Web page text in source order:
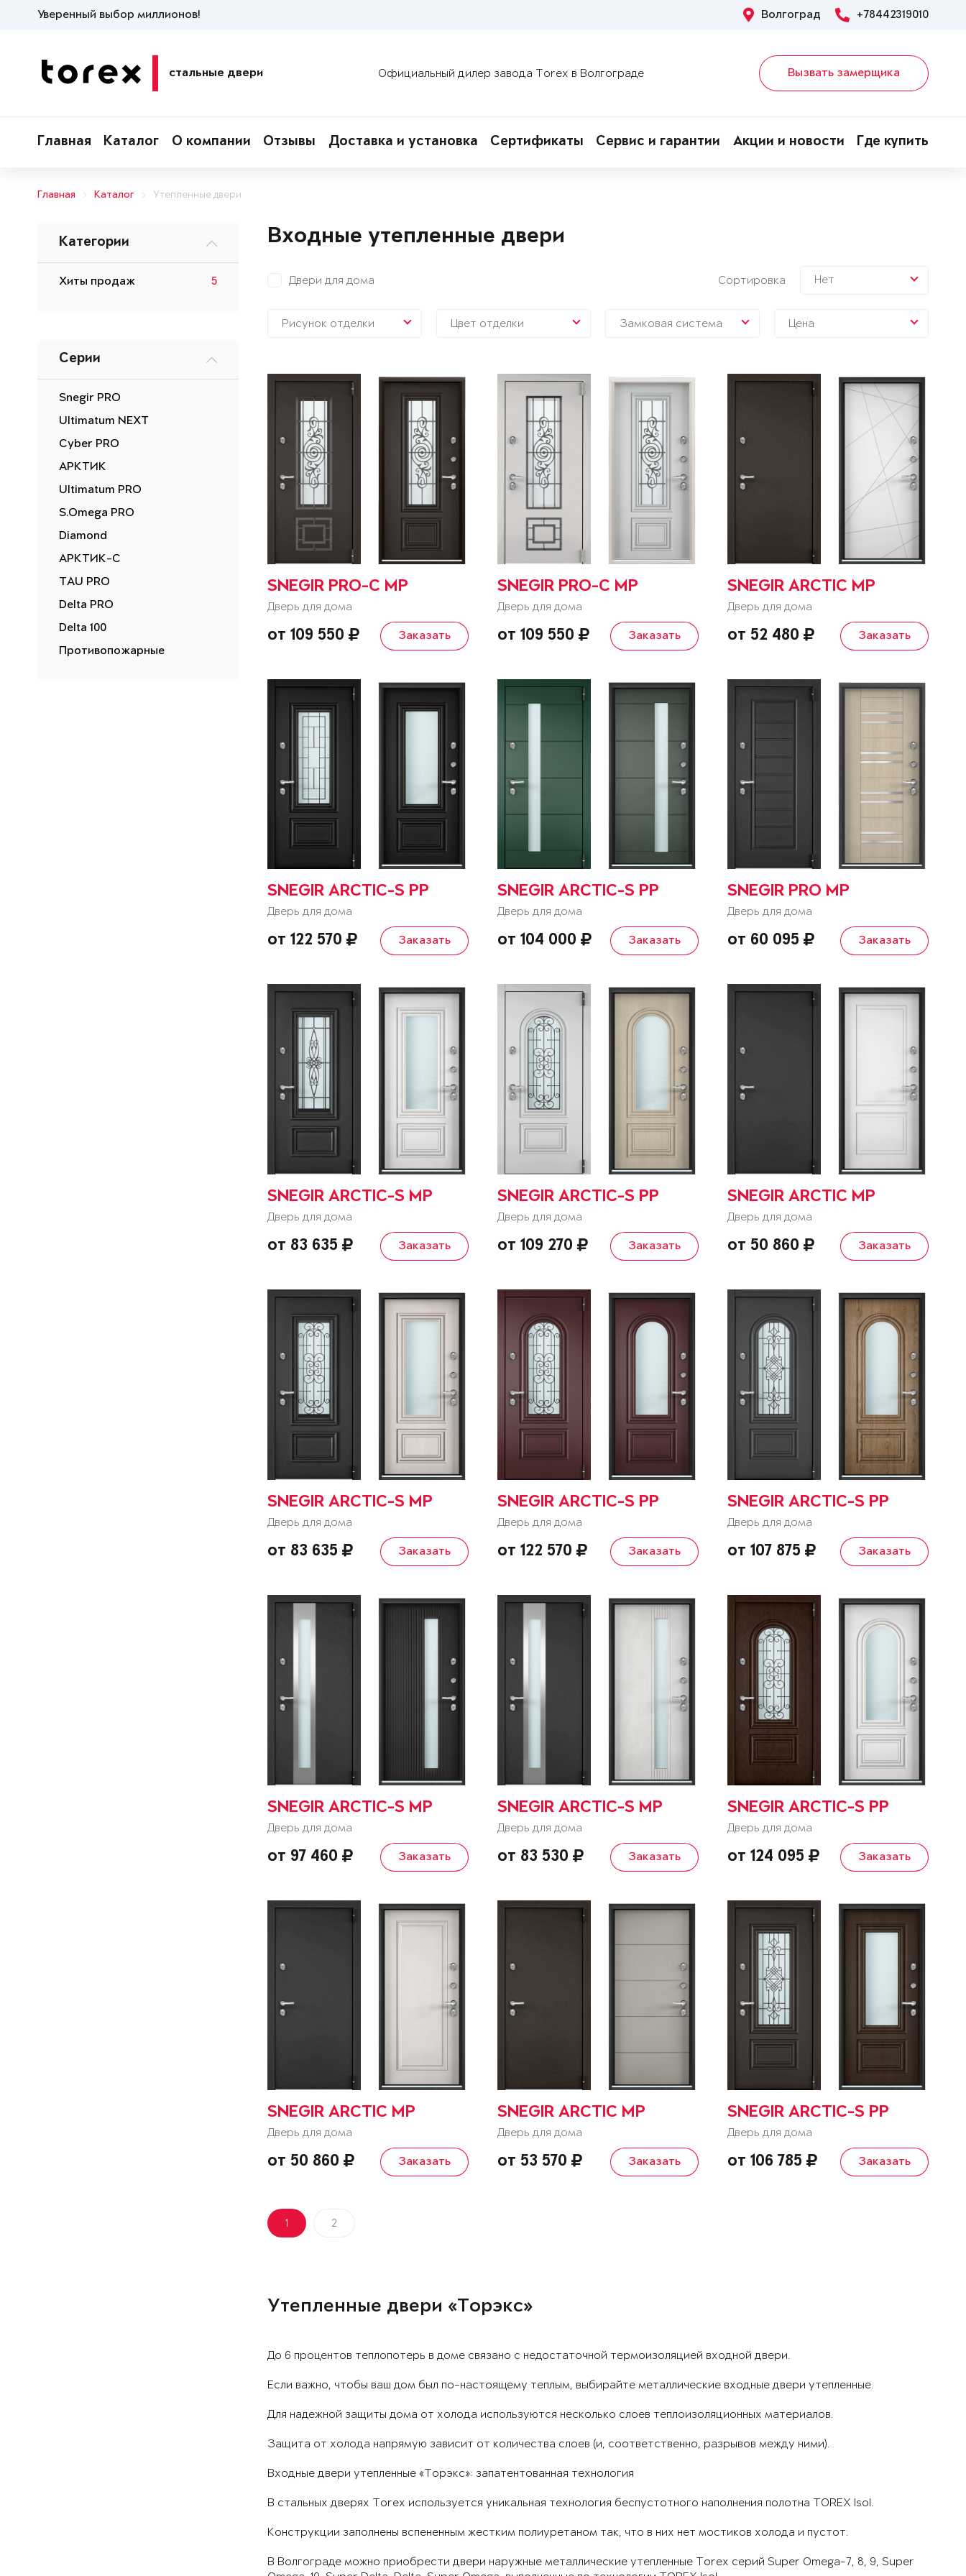
Уверенный выбор миллионов! Волгоград +78442319010
стальные двери Официальный дилер завода Torex в Волгограде Вызвать замерщика
Главная Каталог О компании Отзывы Доставка и установка Сертификаты Сервис и гарантии Акции и новости Где купить
Главная Каталог Утепленные двери
Категории
Хиты продаж 5
Серии
Snegir PRO
Ultimatum NEXT
Cyber PRO
АРКТИК
Ultimatum PRO
S.Omega PRO
Diamond
АРКТИК-С
TAU PRO
Delta PRO
Delta 100
Противопожарные
Входные утепленные двери
Двери для дома Сортировка Нет
Рисунок отделки Цвет отделки Замковая система Цена
SNEGIR PRO-C MP
Дверь для дома
от 109 550 Заказать
SNEGIR PRO-C MP
Дверь для дома
от 109 550 Заказать
SNEGIR ARCTIC MP
Дверь для дома
от 52 480 Заказать
SNEGIR ARCTIC-S PP
Дверь для дома
от 122 570 Заказать
SNEGIR ARCTIC-S PP
Дверь для дома
от 104 000 Заказать
SNEGIR PRO MP
Дверь для дома
от 60 095 Заказать
SNEGIR ARCTIC-S MP
Дверь для дома
от 83 635 Заказать
SNEGIR ARCTIC-S PP
Дверь для дома
от 109 270 Заказать
SNEGIR ARCTIC MP
Дверь для дома
от 50 860 Заказать
SNEGIR ARCTIC-S MP
Дверь для дома
от 83 635 Заказать
SNEGIR ARCTIC-S PP
Дверь для дома
от 122 570 Заказать
SNEGIR ARCTIC-S PP
Дверь для дома
от 107 875 Заказать
SNEGIR ARCTIC-S MP
Дверь для дома
от 97 460 Заказать
SNEGIR ARCTIC-S MP
Дверь для дома
от 83 530 Заказать
SNEGIR ARCTIC-S PP
Дверь для дома
от 124 095 Заказать
SNEGIR ARCTIC MP
Дверь для дома
от 50 860 Заказать
SNEGIR ARCTIC MP
Дверь для дома
от 53 570 Заказать
SNEGIR ARCTIC-S PP
Дверь для дома
от 106 785 Заказать
1 2
Утепленные двери «Торэкс»
До 6 процентов теплопотерь в доме связано с недостаточной термоизоляцией входной двери.
Если важно, чтобы ваш дом был по-настоящему теплым, выбирайте металлические входные двери утепленные.
Для надежной защиты дома от холода используются несколько слоев теплоизоляционных материалов.
Защита от холода напрямую зависит от количества слоев (и, соответственно, разрывов между ними).
Входные двери утепленные «Торэкс»: запатентованная технология
В стальных дверях Torex используется уникальная технология беспустотного наполнения полотна TOREX Isol.
Конструкции заполнены вспененным жестким полиуретаном так, что в них нет мостиков холода и пустот.
В Волгограде можно приобрести двери наружные металлические утепленные Torex серий Super Omega-7, 8, 9, Super